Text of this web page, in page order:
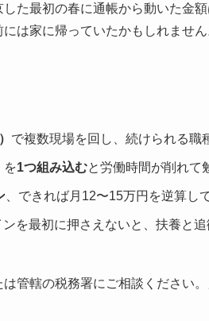
た最初の春に通帳から動いた金額
は家に帰っていたかもしれませ
で複数現場を回し、続けられる職
を1つ組み込むと労働時間が削れて
、できれば月12〜15万円を逆算し
を最初に押さえないと、扶養と
管轄の税務署にご相談ください